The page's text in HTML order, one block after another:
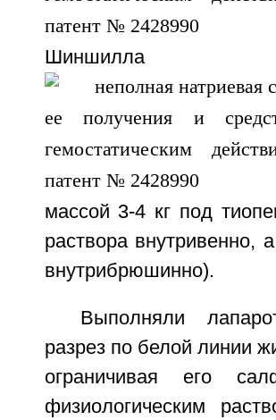
Шиншилла
массой 3-4 кг под
раствора внутривенно,
внутрибрюшинно).
Выполняли
разрез по белой линии
ограничивая его
физиологическим